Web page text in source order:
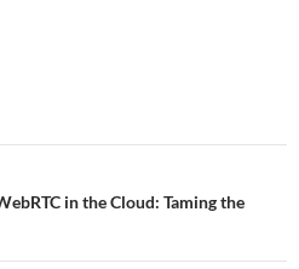
in the Cloud: Taming the